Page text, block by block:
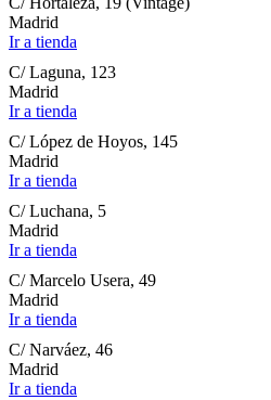
Madrid
Ir a tienda
C/ Laguna, 123
Madrid
Ir a tienda
C/ López de Hoyos, 145
Madrid
Ir a tienda
C/ Luchana, 5
Madrid
Ir a tienda
C/ Marcelo Usera, 49
Madrid
Ir a tienda
C/ Narváez, 46
Madrid
Ir a tienda